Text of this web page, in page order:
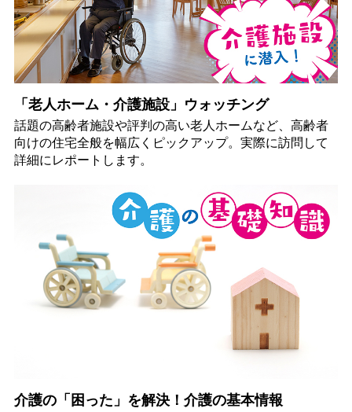
「老人ホーム・介護施設」ウォッチング
話題の高齢者施設や評判の高い老人ホームなど、高齢者
向けの住宅全般を幅広くピックアップ。実際に訪問して
詳細にレポートします。
介護の「困った」を解決！介護の基本情報